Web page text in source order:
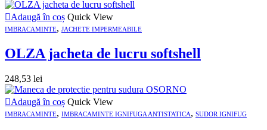
Adaugă în coș Quick View
IMBRACAMINTE, JACHETE IMPERMEABILE
OLZA jacheta de lucru softshell
248,53 lei
Adaugă în coș Quick View
IMBRACAMINTE, IMBRACAMINTE IGNIFUGA ANTISTATICA, SUDOR IGNIFUG